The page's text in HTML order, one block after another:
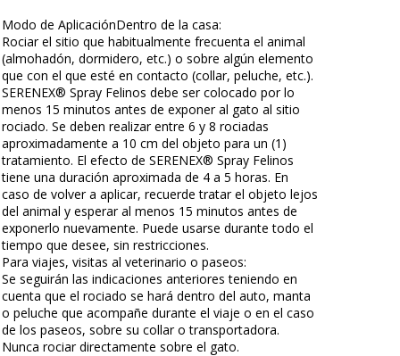
Modo de AplicaciónDentro de la casa:
Rociar el sitio que habitualmente frecuenta el animal
(almohadón, dormidero, etc.) o sobre algún elemento
que con el que esté en contacto (collar, peluche, etc.).
SERENEX® Spray Felinos debe ser colocado por lo
menos 15 minutos antes de exponer al gato al sitio
rociado. Se deben realizar entre 6 y 8 rociadas
aproximadamente a 10 cm del objeto para un (1)
tratamiento. El efecto de SERENEX® Spray Felinos
tiene una duración aproximada de 4 a 5 horas. En
caso de volver a aplicar, recuerde tratar el objeto lejos
del animal y esperar al menos 15 minutos antes de
exponerlo nuevamente. Puede usarse durante todo el
tiempo que desee, sin restricciones.
Para viajes, visitas al veterinario o paseos:
Se seguirán las indicaciones anteriores teniendo en
cuenta que el rociado se hará dentro del auto, manta
o peluche que acompañe durante el viaje o en el caso
de los paseos, sobre su collar o transportadora.
Nunca rociar directamente sobre el gato.